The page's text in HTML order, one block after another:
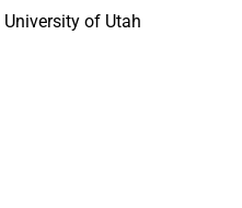
of Utah